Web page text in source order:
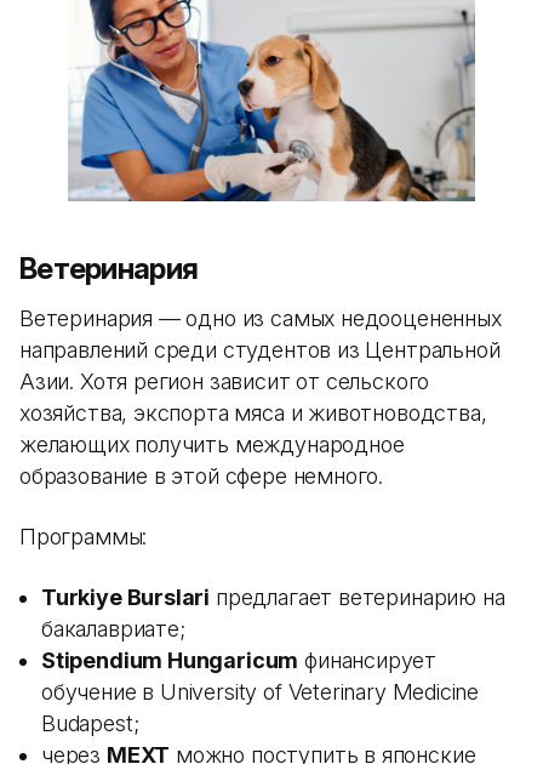
Ветеринария
Ветеринария — одно из самых недооцененных
направлений среди студентов из Центральной
Азии. Хотя регион зависит от сельского
хозяйства, экспорта мяса и животноводства,
желающих получить международное
образование в этой сфере немного.
Программы:
Turkiye Burslari предлагает ветеринарию на
бакалавриате;
Stipendium Hungaricum финансирует
обучение в University of Veterinary Medicine
Budapest;
через MEXT можно поступить в японские